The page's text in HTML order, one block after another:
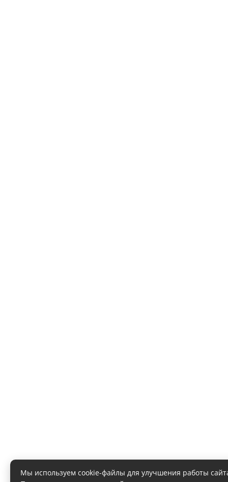
Мы используем cookie-файлы для улучшения работы